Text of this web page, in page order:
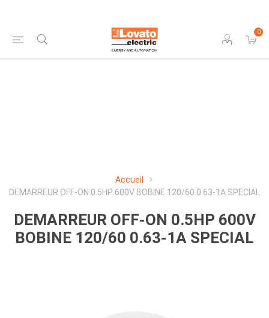
0
Accueil
DEMARREUR OFF-ON 0.5HP 600V BOBINE 120/60 0.63-1A SPECIAL
DEMARREUR OFF-ON 0.5HP 600V
BOBINE 120/60 0.63-1A SPECIAL